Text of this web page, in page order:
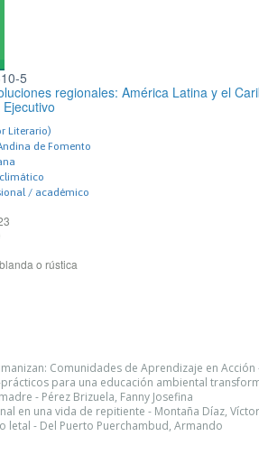
5
regionales: América Latina y el
Literario)
de Fomento
/ académico
o rústica
Comunidades de Aprendizaje en Acción
para una educación ambiental
- Pérez Brizuela, Fanny Josefina
en una vida de repitiente - Montaña Díaz,
letal - Del Puerto Puerchambud, Armando